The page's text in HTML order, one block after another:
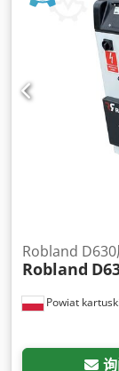
Powiat kartuski
Robland
Robland